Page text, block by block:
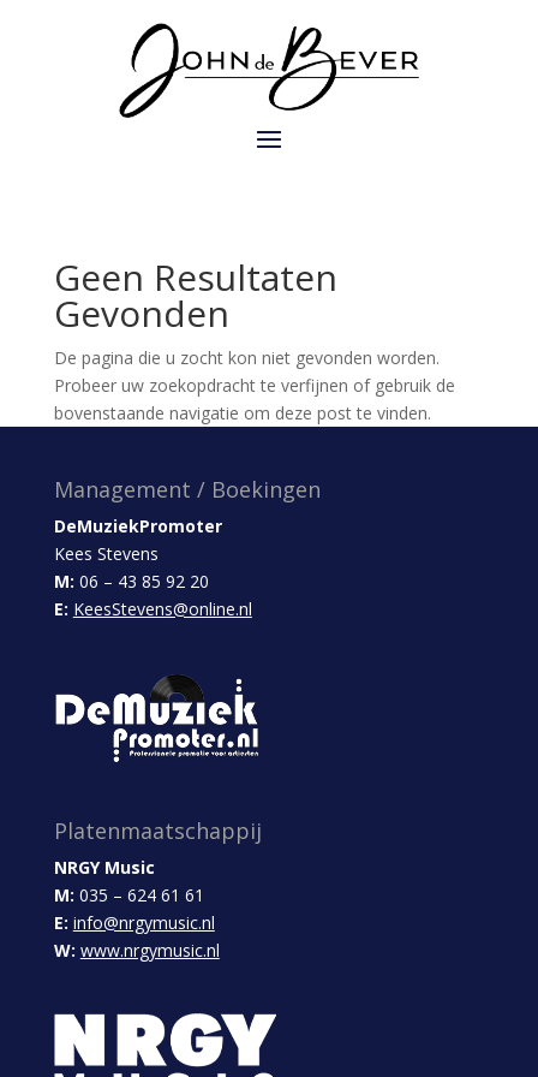
Geen Resultaten
Gevonden
De pagina die u zocht kon niet gevonden worden.
Probeer uw zoekopdracht te verfijnen of gebruik de
bovenstaande navigatie om deze post te vinden.
Management / Boekingen
DeMuziekPromoter
Kees Stevens
M: 06 – 43 85 92 20
E: KeesStevens@online.nl
Platenmaatschappij
NRGY Music
M: 035 – 624 61 61
E: info@nrgymusic.nl
W: www.nrgymusic.nl